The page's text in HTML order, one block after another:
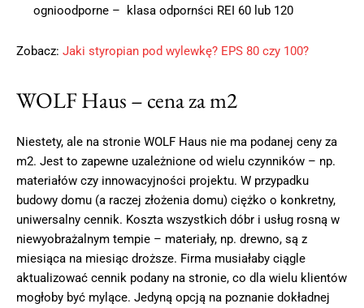
ognioodporne – klasa odpornści REI 60 lub 120
Zobacz: Jaki styropian pod wylewkę? EPS 80 czy 100?
WOLF Haus – cena za m2
Niestety, ale na stronie WOLF Haus nie ma podanej ceny za
m2. Jest to zapewne uzależnione od wielu czynników – np.
materiałów czy innowacyjności projektu. W przypadku
budowy domu (a raczej złożenia domu) ciężko o konkretny,
uniwersalny cennik. Koszta wszystkich dóbr i usług rosną w
niewyobrażalnym tempie – materiały, np. drewno, są z
miesiąca na miesiąc droższe. Firma musiałaby ciągle
aktualizować cennik podany na stronie, co dla wielu klientów
mogłoby być mylące. Jedyną opcją na poznanie dokładnej